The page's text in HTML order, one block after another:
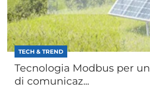
TECH & TREND
Tecnologia Modbus per
di comunicaz...